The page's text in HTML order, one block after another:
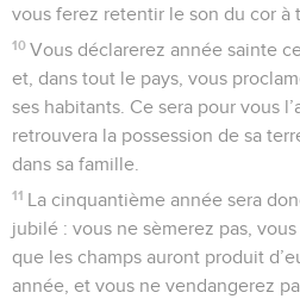
C’est d’elles que vous pourrez
servantes.
45
De plus, vous pourrez acheter
vous et des membres de leurs
et qui sont nés dans votre pays,
propriété.
46
Vous pourrez les léguer en
qu’ils en aient la propriété. Ils
perpétuité ; mais vous ne
compatriotes, les Israélites.